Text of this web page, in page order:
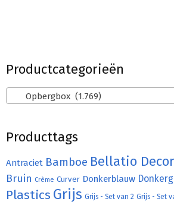
Productcategorieën
Opbergbox (1.769)
Producttags
Antraciet Bamboe Bellatio
Bruin Crème Curver Donkerblauw
Plastics Grijs Grijs - Set van 2 Grijs - Set